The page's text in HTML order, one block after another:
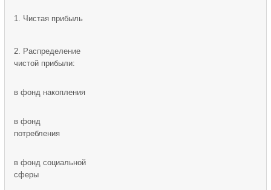
1. Чистая прибыль
2. Распределение
чистой прибыли:
в фонд накопления
в фонд
потребления
в фонд социальной
сферы